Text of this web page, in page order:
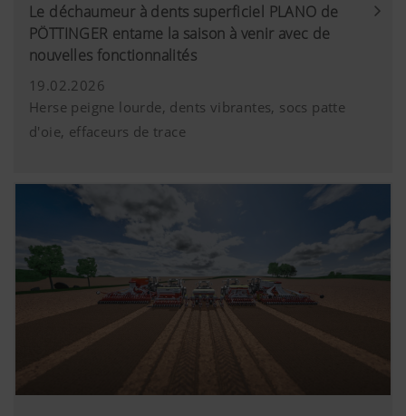
Le déchaumeur à dents superficiel PLANO de
PÖTTINGER entame la saison à venir avec de
nouvelles fonctionnalités
19.02.2026
Herse peigne lourde, dents vibrantes, socs patte
d'oie, effaceurs de trace